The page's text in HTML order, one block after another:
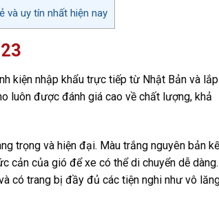
và uy tín nhất hiện nay
kiện nhập khẩu trực tiếp từ Nhật Bản và lắp
luôn được đánh giá cao về chất lượng, khả
trọng và hiện đại. Màu trắng nguyên bản
cản của gió để xe có thể di chuyển dễ dàng.
có trang bị đầy đủ các tiện nghi như vô